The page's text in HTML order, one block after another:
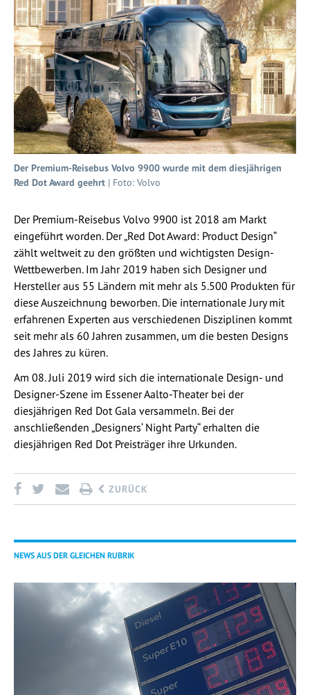
Der Premium-Reisebus Volvo 9900 wurde mit dem diesjährigen
Red Dot Award geehrt | Foto: Volvo
Der Premium-Reisebus Volvo 9900 ist 2018 am Markt
eingeführt worden. Der „Red Dot Award: Product Design“
zählt weltweit zu den größten und wichtigsten Design-
Wettbewerben. Im Jahr 2019 haben sich Designer und
Hersteller aus 55 Ländern mit mehr als 5.500 Produkten für
diese Auszeichnung beworben. Die internationale Jury mit
erfahrenen Experten aus verschiedenen Disziplinen kommt
seit mehr als 60 Jahren zusammen, um die besten Designs
des Jahres zu küren.
Am 08. Juli 2019 wird sich die internationale Design- und
Designer-Szene im Essener Aalto-Theater bei der
diesjährigen Red Dot Gala versammeln. Bei der
anschließenden „Designers‘ Night Party“ erhalten die
diesjährigen Red Dot Preisträger ihre Urkunden.
ZURÜCK
NEWS AUS DER GLEICHEN RUBRIK